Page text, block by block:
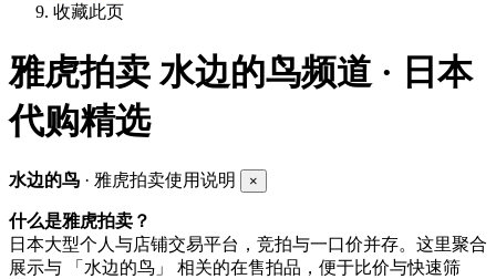
收藏此页
雅虎拍卖 水边的鸟频道 · 日本
代购精选
水边的鸟 · 雅虎拍卖使用说明 ×
什么是雅虎拍卖？
日本大型个人与店铺交易平台，竞拍与一口价并存。这里聚合
展示与 「水边的鸟」 相关的在售拍品，便于比价与快速筛